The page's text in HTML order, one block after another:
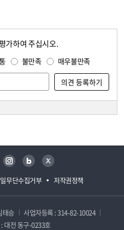
가하여 주십시오.
불만족 매우불만족
무단수집거부 저작권정책
인스타그램 블로그 트위터
태승
사업자등록 : 314-82-10024
대전 동구-0233호